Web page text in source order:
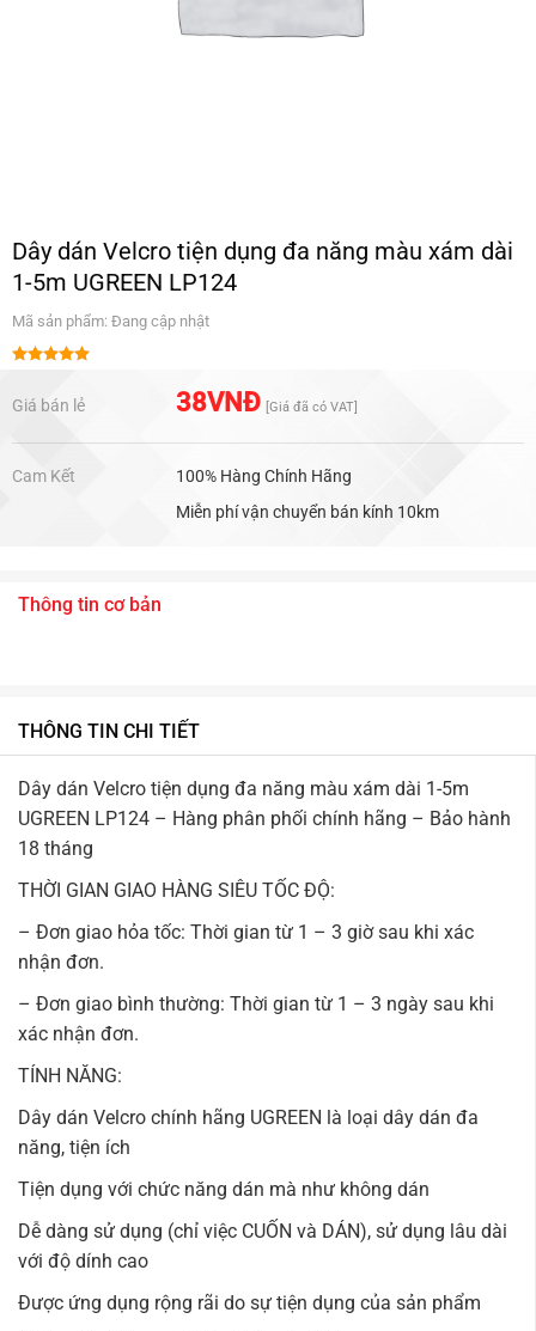
Dây dán Velcro tiện dụng đa năng màu xám dài
1-5m UGREEN LP124
Mã sản phẩm: Đang cập nhật
5 sao
Giá bán lẻ 38VNĐ [Giá đã có VAT]
Cam Kết
100% Hàng Chính Hãng
Miễn phí vận chuyển bán kính 10km
Thông tin cơ bản
THÔNG TIN CHI TIẾT
Dây dán Velcro tiện dụng đa năng màu xám dài 1-5m
UGREEN LP124 – Hàng phân phối chính hãng – Bảo hành
18 tháng
THỜI GIAN GIAO HÀNG SIÊU TỐC ĐỘ:
– Đơn giao hỏa tốc: Thời gian từ 1 – 3 giờ sau khi xác
nhận đơn.
– Đơn giao bình thường: Thời gian từ 1 – 3 ngày sau khi
xác nhận đơn.
TÍNH NĂNG:
Dây dán Velcro chính hãng UGREEN là loại dây dán đa
năng, tiện ích
Tiện dụng với chức năng dán mà như không dán
Dễ dàng sử dụng (chỉ việc CUỐN và DÁN), sử dụng lâu dài
với độ dính cao
Được ứng dụng rộng rãi do sự tiện dụng của sản phẩm